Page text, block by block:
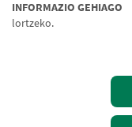
INFORMAZIO GEHIAGO
lortzeko.